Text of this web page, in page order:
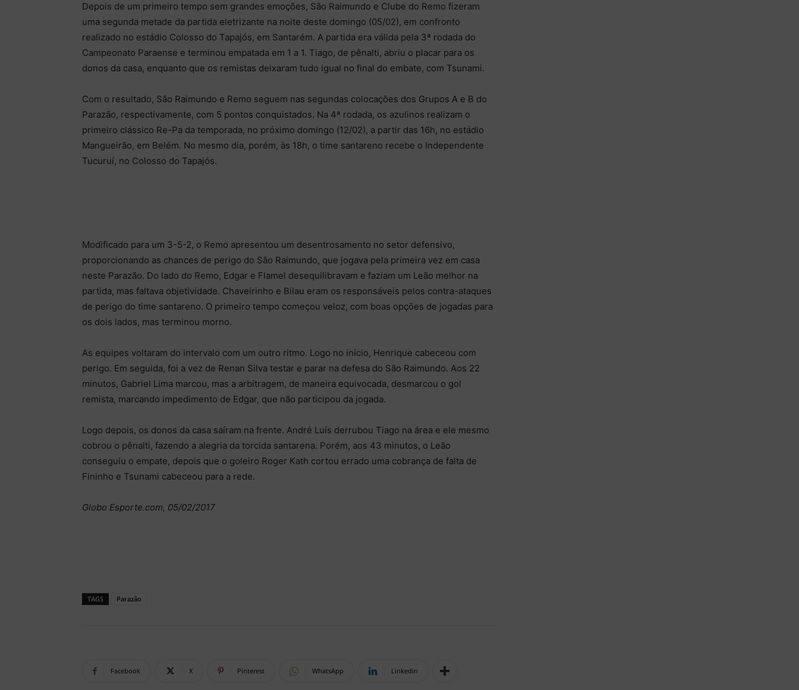
Depois de um primeiro tempo sem grandes emoções, São Raimundo e Clube do Remo fizeram
uma segunda metade da partida eletrizante na noite deste domingo (05/02), em confronto
realizado no estádio Colosso do Tapajós, em Santarém. A partida era válida pela 3ª rodada do
Campeonato Paraense e terminou empatada em 1 a 1. Tiago, de pênalti, abriu o placar para os
donos da casa, enquanto que os remistas deixaram tudo igual no final do embate, com Tsunami.
Com o resultado, São Raimundo e Remo seguem nas segundas colocações dos Grupos A e B do
Parazão, respectivamente, com 5 pontos conquistados. Na 4ª rodada, os azulinos realizam o
primeiro clássico Re-Pa da temporada, no próximo domingo (12/02), a partir das 16h, no estádio
Mangueirão, em Belém. No mesmo dia, porém, às 18h, o time santareno recebe o Independente
Tucuruí, no Colosso do Tapajós.
Modificado para um 3-5-2, o Remo apresentou um desentrosamento no setor defensivo,
proporcionando as chances de perigo do São Raimundo, que jogava pela primeira vez em casa
neste Parazão. Do lado do Remo, Edgar e Flamel desequilibravam e faziam um Leão melhor na
partida, mas faltava objetividade. Chaveirinho e Bilau eram os responsáveis pelos contra-ataques
de perigo do time santareno. O primeiro tempo começou veloz, com boas opções de jogadas para
os dois lados, mas terminou morno.
As equipes voltaram do intervalo com um outro ritmo. Logo no início, Henrique cabeceou com
perigo. Em seguida, foi a vez de Renan Silva testar e parar na defesa do São Raimundo. Aos 22
minutos, Gabriel Lima marcou, mas a arbitragem, de maneira equivocada, desmarcou o gol
remista, marcando impedimento de Edgar, que não participou da jogada.
Logo depois, os donos da casa saíram na frente. André Luís derrubou Tiago na área e ele mesmo
cobrou o pênalti, fazendo a alegria da torcida santarena. Porém, aos 43 minutos, o Leão
conseguiu o empate, depois que o goleiro Roger Kath cortou errado uma cobrança de falta de
Fininho e Tsunami cabeceou para a rede.
Globo Esporte.com, 05/02/2017
TAGS Parazão
Facebook X Pinterest WhatsApp Linkedin